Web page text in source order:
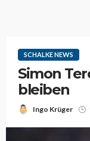
SCHALKE NEWS
Simon
bleiben
Ingo Krüger